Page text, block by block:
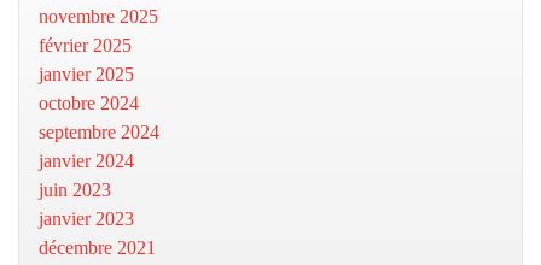
novembre 2025
février 2025
janvier 2025
octobre 2024
septembre 2024
janvier 2024
juin 2023
janvier 2023
décembre 2021